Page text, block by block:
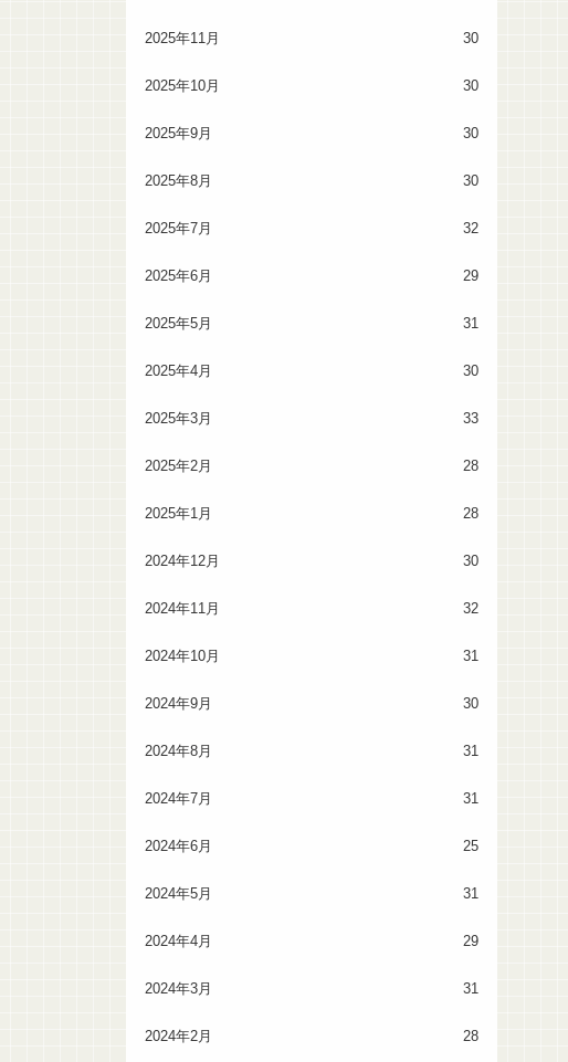
2025年11月 30
2025年10月 30
2025年9月 30
2025年8月 30
2025年7月 32
2025年6月 29
2025年5月 31
2025年4月 30
2025年3月 33
2025年2月 28
2025年1月 28
2024年12月 30
2024年11月 32
2024年10月 31
2024年9月 30
2024年8月 31
2024年7月 31
2024年6月 25
2024年5月 31
2024年4月 29
2024年3月 31
2024年2月 28